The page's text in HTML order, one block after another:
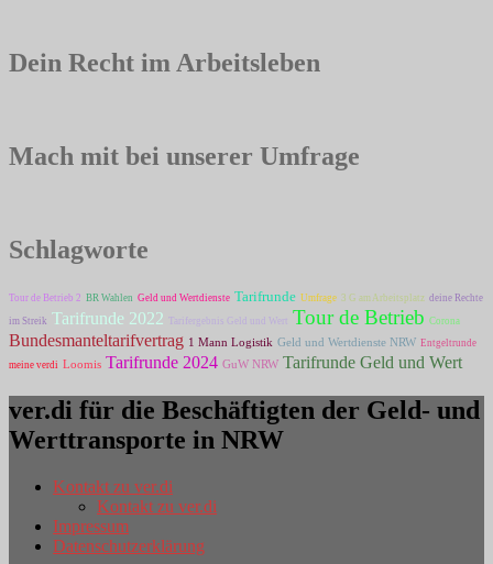
Dein Recht im Arbeitsleben
Mach mit bei unserer Umfrage
Schlagworte
Tour de Betrieb 2 BR Wahlen Geld und Wertdienste Tarifrunde Umfrage 3 G am Arbeitsplatz deine Rechte
im Streik Tarifrunde 2022 Tarifergebnis Geld und Wert Tour de Betrieb Corona
Bundesmanteltarifvertrag 1 Mann Logistik Geld und Wertdienste NRW Entgeltrunde
meine verdi Loomis Tarifrunde 2024 GuW NRW Tarifrunde Geld und Wert
ver.di für die Beschäftigten der Geld- und
Werttransporte in NRW
Kontakt zu ver.di
Kontakt zu ver.di
Impressum
Datenschutzerklärung